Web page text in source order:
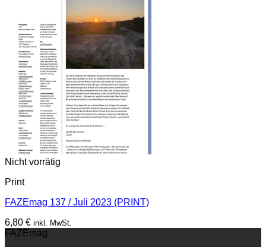
Nicht vorrätig
Print
FAZEmag 137 / Juli 2023 (PRINT)
6,80 € inkl. MwSt.
FAZEmag